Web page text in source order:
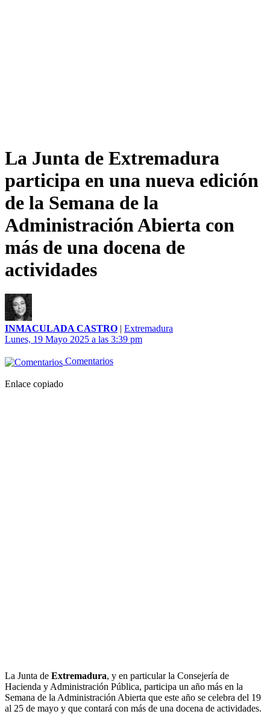
La Junta de Extremadura
participa en una nueva edición
de la Semana de la
Administración Abierta con
más de una docena de
actividades
INMACULADA CASTRO | Extremadura
Lunes, 19 Mayo 2025 a las 3:39 pm
Comentarios
Enlace copiado
La Junta de Extremadura, y en particular la Consejería de
Hacienda y Administración Pública, participa un año más en la
Semana de la Administración Abierta que este año se celebra del 19
al 25 de mayo y que contará con más de una docena de actividades.